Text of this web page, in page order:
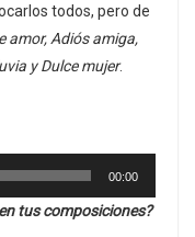
todos, pero de
amor, Adiós amiga,
y Dulce mujer.
00:00
tus composiciones?